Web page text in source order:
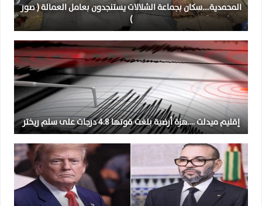
المحمدية….سكان بجماعة الشلالات يستنجدون بعامل العمالة ( صور
)
إقليم ميدلت ….هزة أرضية بلغت قوتها 4.8 درجات على سلم ريختر